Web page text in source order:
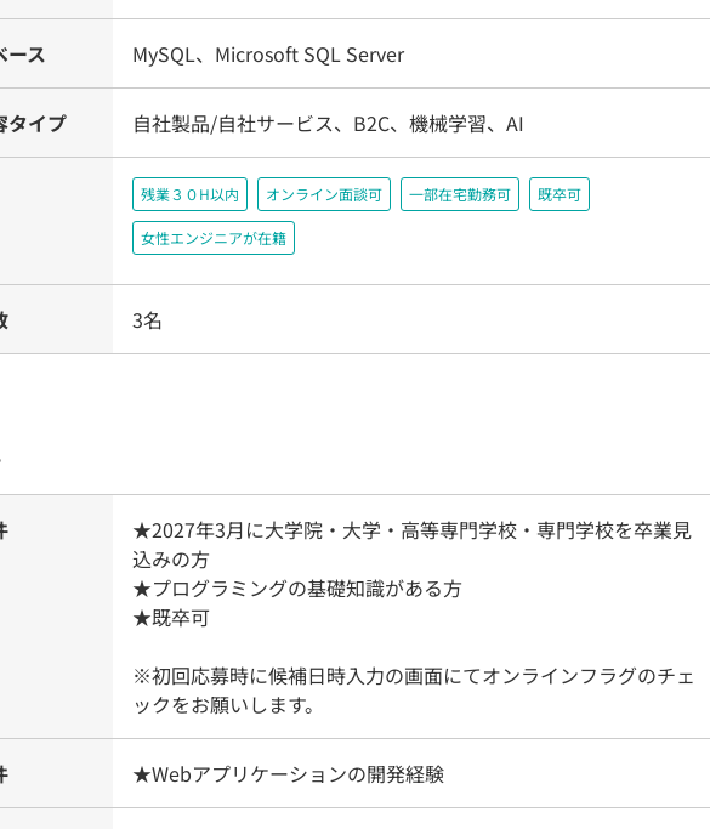
ース MySQL、Microsoft SQL Server
タイプ 自社製品/自社サービス、B2C、機械学習、AI
残業３０H以内 オンライン面談可 一部在宅勤務可 既卒可
女性エンジニアが在籍
3名
★2027年3月に大学院・大学・高等専門学校・専門学校を卒業見
込みの方
★プログラミングの基礎知識がある方
★既卒可
※初回応募時に候補日時入力の画面にてオンラインフラグのチェ
ックをお願いします。
★Webアプリケーションの開発経験